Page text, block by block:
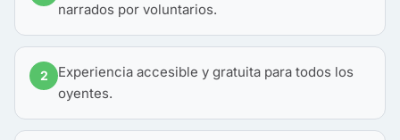
narrados por voluntarios.
2
Experiencia accesible y gratuita para todos los
oyentes.